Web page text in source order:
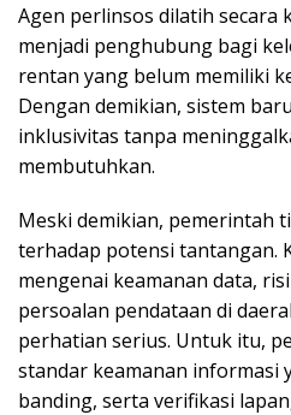
Agen perlinsos dilatih secara
menjadi penghubung bagi
rentan yang belum memiliki
Dengan demikian, sistem
inklusivitas tanpa
membutuhkan.
Meski demikian, pemerintah
terhadap potensi tantangan.
mengenai keamanan data,
persoalan pendataan di
perhatian serius. Untuk itu,
standar keamanan informasi
banding, serta verifikasi